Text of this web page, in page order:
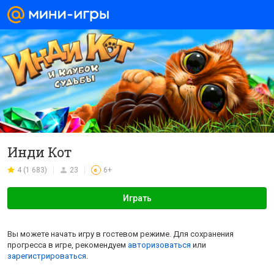
Инди Кот
4 (1 683) 23 6 6+
Играть
Вы можете начать игру в гостевом режиме. Для сохранения
прогресса в игре, рекомендуем авторизоваться или
зарегистрироваться.